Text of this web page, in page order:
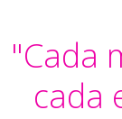
"Cada
cada